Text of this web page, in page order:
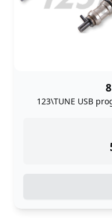
123\TUNE USB